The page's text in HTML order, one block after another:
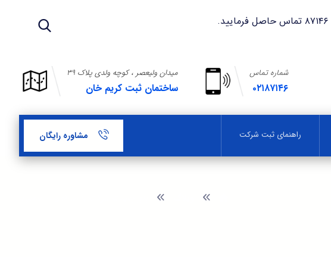
میدان ولیعصر ، کوچه ولدی پلاک ۳۹
ساختمان ثبت کریم خان
شماره تماس
۰۲۱۸۷۱۴۶
راهنمای ثبت شرکت مشاوره رایگان